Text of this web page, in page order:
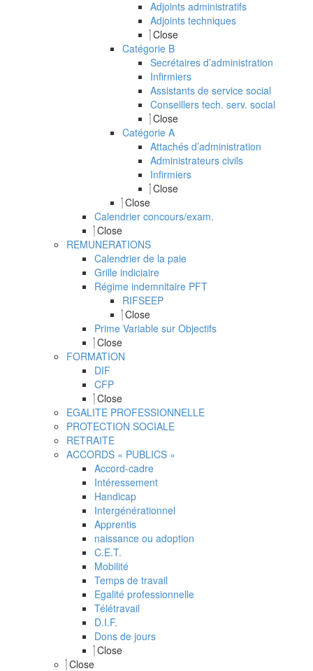
Adjoints administratifs
Adjoints techniques
Close
Catégorie B
Secrétaires d’administration
Infirmiers
Assistants de service social
Conseillers tech. serv. social
Close
Catégorie A
Attachés d’administration
Administrateurs civils
Infirmiers
Close
Close
Calendrier concours/exam.
Close
REMUNERATIONS
Calendrier de la paie
Grille indiciaire
Régime indemnitaire PFT
RIFSEEP
Close
Prime Variable sur Objectifs
Close
FORMATION
DIF
CFP
Close
EGALITE PROFESSIONNELLE
PROTECTION SOCIALE
RETRAITE
ACCORDS « PUBLICS »
Accord-cadre
Intéressement
Handicap
Intergénérationnel
Apprentis
naissance ou adoption
C.E.T.
Mobilité
Temps de travail
Egalité professionnelle
Télétravail
D.I.F.
Dons de jours
Close
Close